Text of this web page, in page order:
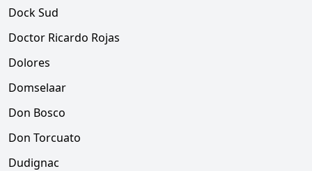
Dock Sud
Doctor Ricardo Rojas
Dolores
Domselaar
Don Bosco
Don Torcuato
Dudignac